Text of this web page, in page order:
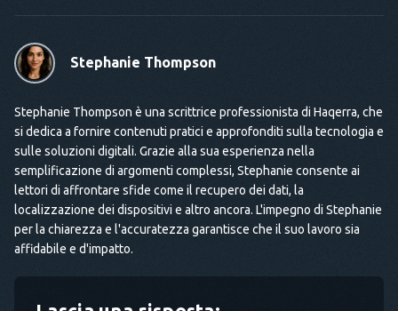
Stephanie Thompson
Stephanie Thompson è una scrittrice professionista di Haqerra, che
si dedica a fornire contenuti pratici e approfonditi sulla tecnologia e
sulle soluzioni digitali. Grazie alla sua esperienza nella
semplificazione di argomenti complessi, Stephanie consente ai
lettori di affrontare sfide come il recupero dei dati, la
localizzazione dei dispositivi e altro ancora. L'impegno di Stephanie
per la chiarezza e l'accuratezza garantisce che il suo lavoro sia
affidabile e d'impatto.